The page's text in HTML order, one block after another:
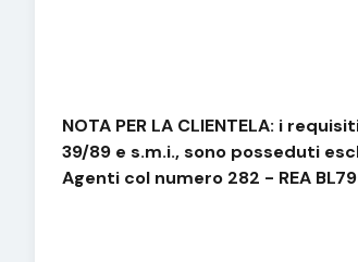
NOTA PER LA CLIENTELA: i
39/89 e s.m.i., sono posseduti
Agenti col numero 282 - REA